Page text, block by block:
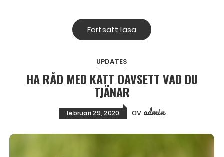
Fortsätt läsa
UPDATES
HA RÅD MED KATT OAVSETT VAD DU
TJÄNAR
februari 29, 2020 av admin